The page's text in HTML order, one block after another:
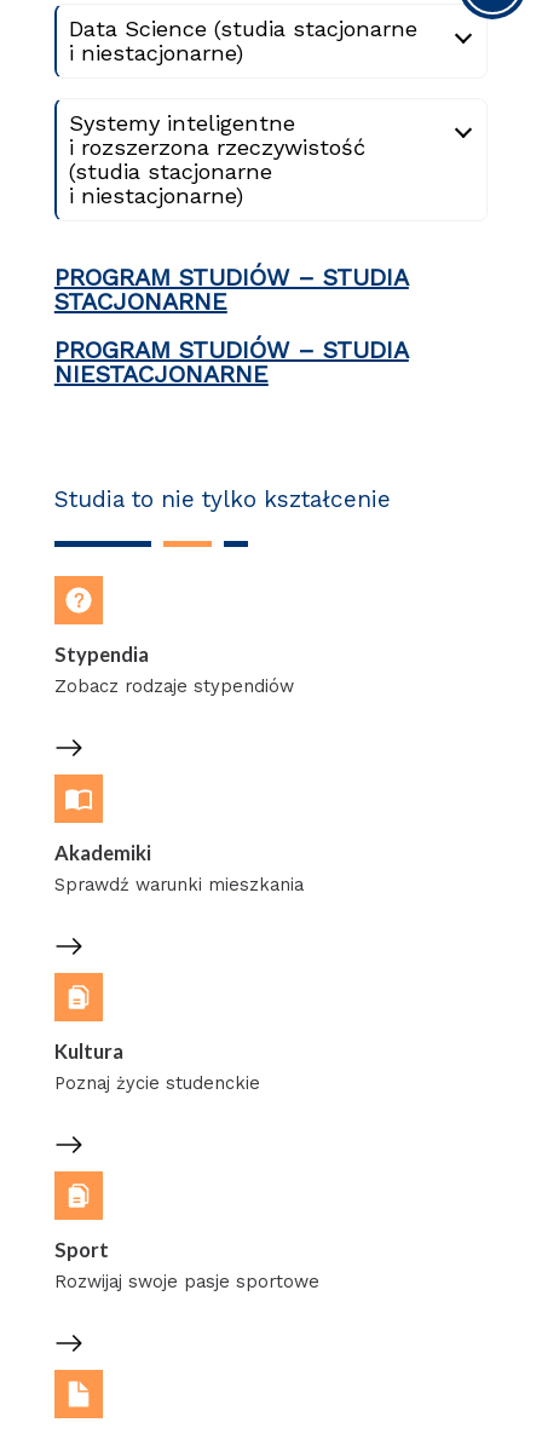
Data Science (studia stacjonarne
i niestacjonarne)
Systemy inteligentne
i rozszerzona rzeczywistość
(studia stacjonarne
i niestacjonarne)
PROGRAM STUDIÓW – STUDIA
STACJONARNE
PROGRAM STUDIÓW – STUDIA
NIESTACJONARNE
Studia to nie tylko kształcenie
Stypendia
Zobacz rodzaje stypendiów
Akademiki
Sprawdź warunki mieszkania
Kultura
Poznaj życie studenckie
Sport
Rozwijaj swoje pasje sportowe